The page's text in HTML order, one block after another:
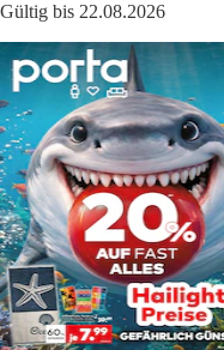
Gültig bis 22.08.2026